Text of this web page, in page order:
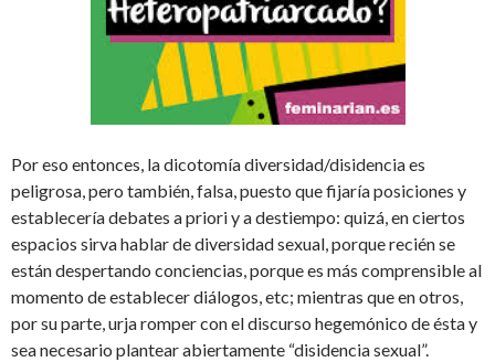
Por eso entonces, la dicotomía diversidad/disidencia es
peligrosa, pero también, falsa, puesto que fijaría posiciones y
establecería debates a priori y a destiempo: quizá, en ciertos
espacios sirva hablar de diversidad sexual, porque recién se
están despertando conciencias, porque es más comprensible al
momento de establecer diálogos, etc; mientras que en otros,
por su parte, urja romper con el discurso hegemónico de ésta y
sea necesario plantear abiertamente “disidencia sexual”.